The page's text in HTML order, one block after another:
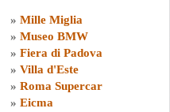
» Mille Miglia
» Museo BMW
» Fiera di Padova
» Villa d'Este
» Roma Supercar
» Eicma